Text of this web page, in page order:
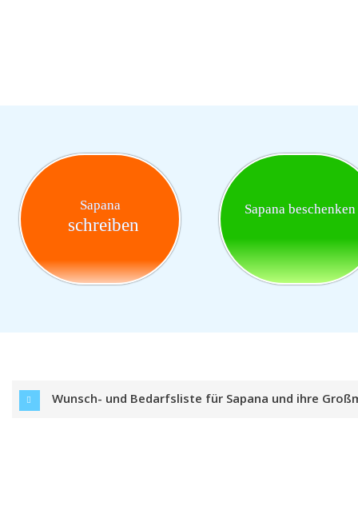
Sapana
schreiben
Sapana beschenken
Wunsch- und Bedarfsliste für Sapana und ihre